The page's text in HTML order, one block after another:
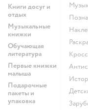
Книги досуг и
отдых
Музыкальные
книжки
Обучающая
литература
Первые книжки
малыша
Подарочные
пакеты и
упаковка